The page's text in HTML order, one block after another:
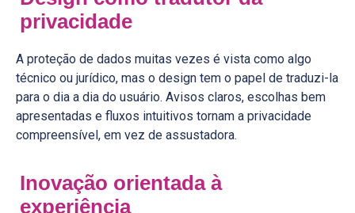
privacidade
A proteção de dados muitas vezes é vista como algo
técnico ou jurídico, mas o design tem o papel de traduzi-la
para o dia a dia do usuário. Avisos claros, escolhas bem
apresentadas e fluxos intuitivos tornam a privacidade
compreensível, em vez de assustadora.
Inovação orientada à
experiência